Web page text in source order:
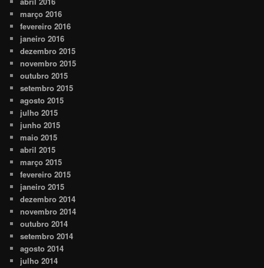
março 2016
fevereiro 2016
janeiro 2016
dezembro 2015
novembro 2015
outubro 2015
setembro 2015
agosto 2015
julho 2015
junho 2015
maio 2015
abril 2015
março 2015
fevereiro 2015
janeiro 2015
dezembro 2014
novembro 2014
outubro 2014
setembro 2014
agosto 2014
julho 2014